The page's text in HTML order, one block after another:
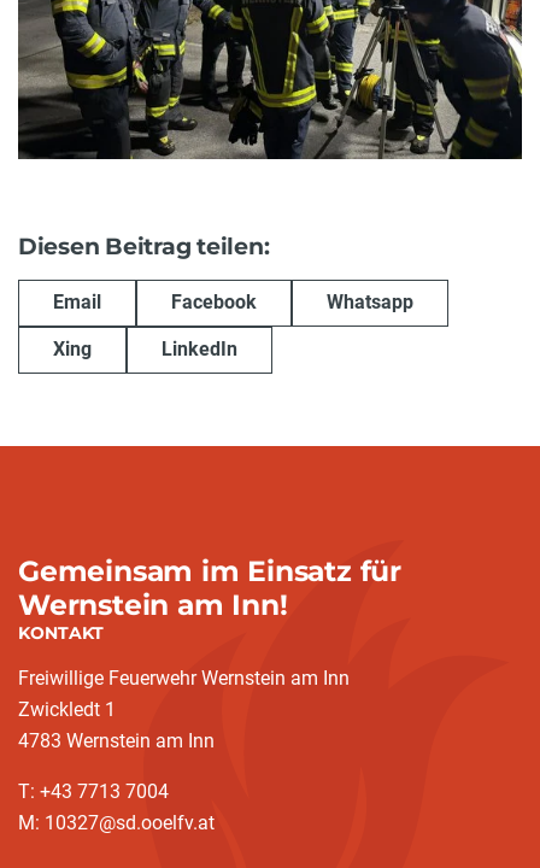
Diesen Beitrag teilen:
Email Facebook Whatsapp
Xing LinkedIn
Gemeinsam im Einsatz für
Wernstein am Inn!
KONTAKT
Freiwillige Feuerwehr Wernstein am Inn
Zwickledt 1
4783 Wernstein am Inn
T: +43 7713 7004
M: 10327@sd.ooelfv.at